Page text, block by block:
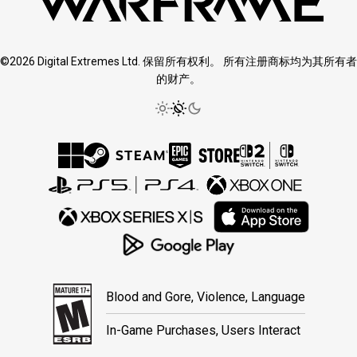
©2026 Digital Extremes Ltd. 保留所有权利。 所有注册商标均为其所有者
的财产。
Blood and Gore, Violence, Language
In-Game Purchases, Users Interact